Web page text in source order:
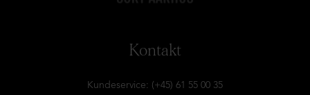
Kontakt
Kundeservice: (+45) 61 55 00 35